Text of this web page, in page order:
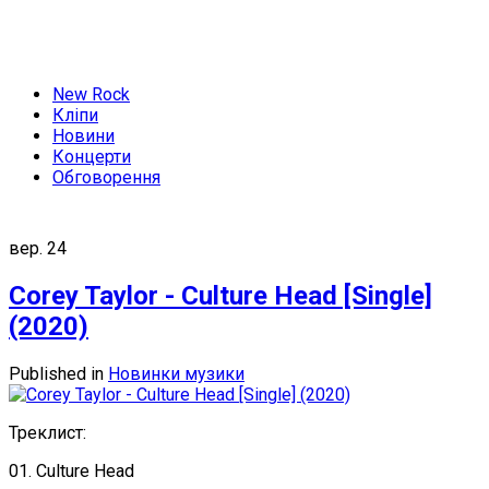
New Rock
Кліпи
Новини
Концерти
Обговорення
вер. 24
Corey Taylor - Culture Head [Single]
(2020)
Published in Новинки музики
Треклист:
01. Culture Head